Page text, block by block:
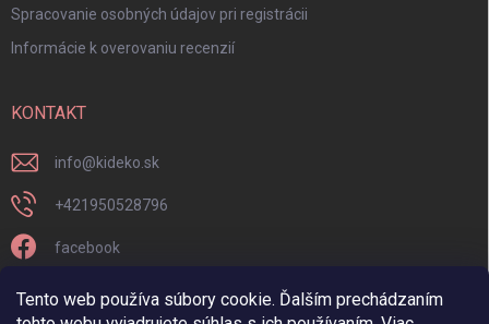
Tento web používa súbory cookie. Ďalším prechádzaním
Spracovanie osobných údajov pri registrácii
Informácie k overovaniu recenzií
KONTAKT
info@kideko.sk
+421950528796
facebook
kideko.sk/